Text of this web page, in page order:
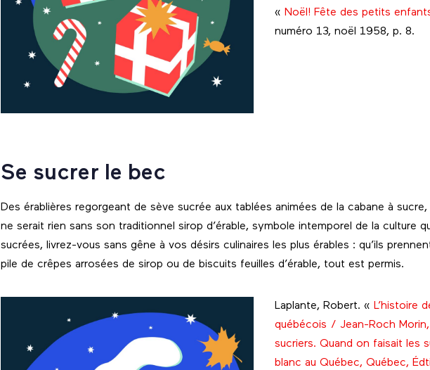
« Noël! Fête des petits
numéro 13, noël 1958, p. 8.
Se sucrer le bec
Des érablières regorgeant de sève sucrée aux tablées animées de la cabane à
ne serait rien sans son traditionnel sirop d’érable, symbole intemporel de la culture
sucrées, livrez-vous sans gêne à vos désirs culinaires les plus érables : qu’ils
pile de crêpes arrosées de sirop ou de biscuits feuilles d’érable, tout est permis.
Laplante, Robert. « L’histoire
québécois / Jean-Roch
sucriers. Quand on faisait les
blanc au Québec, Québec,